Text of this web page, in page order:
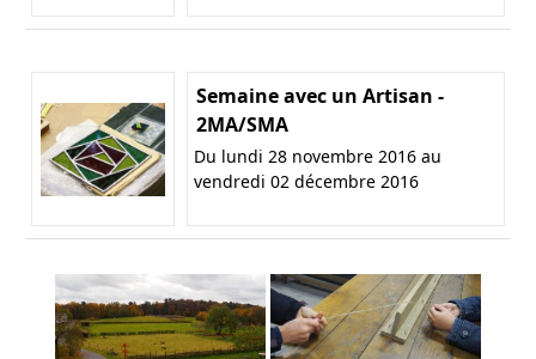
Semaine avec un Artisan -
2MA/SMA
Du lundi 28 novembre 2016 au
vendredi 02 décembre 2016